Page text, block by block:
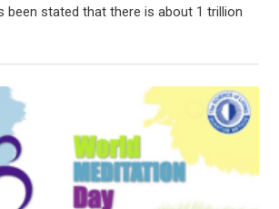
been stated that there is about 1 trillion